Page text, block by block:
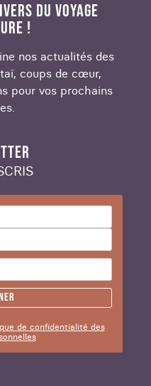
DU VOYAGE
!
nos actualités des
coups de cœur,
pour vos prochains
de confidentialité des